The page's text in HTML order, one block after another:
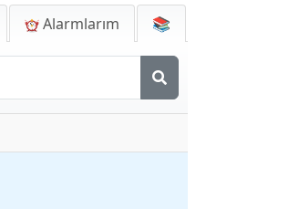
Alarmlarım 📚